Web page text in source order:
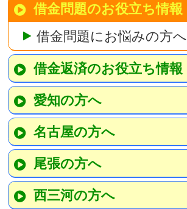
借金問題のお役立ち情報
借金問題にお悩みの方へ
借金返済のお役立ち情報
愛知の方へ
名古屋の方へ
尾張の方へ
西三河の方へ